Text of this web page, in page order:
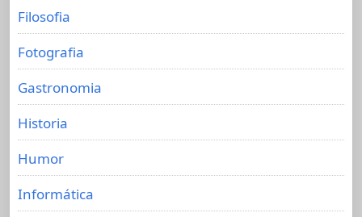
Filosofia
Fotografia
Gastronomia
Historia
Humor
Informática